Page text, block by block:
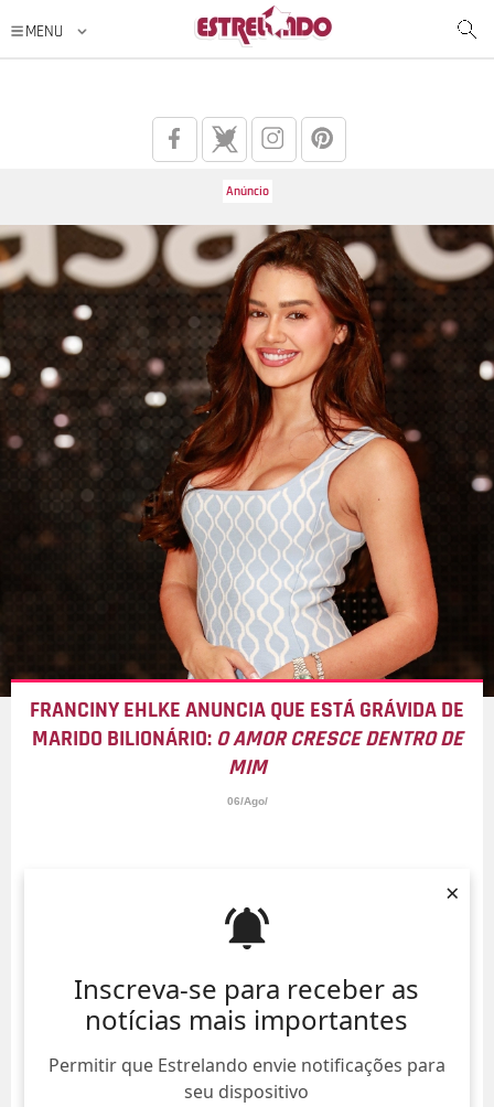
Inscreva-se para receber as
notícias mais importantes
Permitir que Estrelando envie notificações para
seu dispositivo
×
FRANCINY EHLKE ANUNCIA QUE ESTÁ GRÁVIDA DE
MARIDO BILIONÁRIO:O AMOR CRESCE DENTRO DE
MIM
06/Ago/